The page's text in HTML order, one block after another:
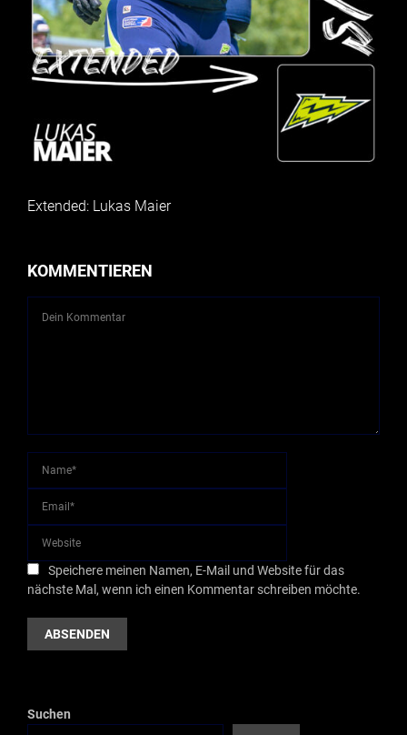
Extended: Lukas Maier
KOMMENTIEREN
Speichere meinen Namen, E-Mail und Website für das
nächste Mal, wenn ich einen Kommentar schreiben möchte.
Suchen